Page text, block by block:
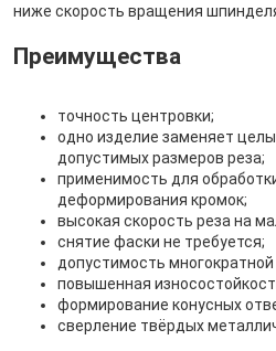
ниже скорость вращения
Преимущества
точность центровки;
одно изделие заменяет
допустимых размеров реза;
применимость для
деформирования кромок;
высокая скорость реза на
снятие фаски не требуется;
допустимость многократной
повышенная
формирование конусных
сверление твёрдых